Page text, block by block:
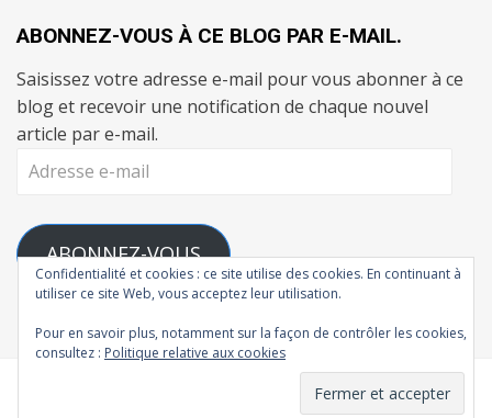
ABONNEZ-VOUS À CE BLOG PAR E-MAIL.
Saisissez votre adresse e-mail pour vous abonner à ce
blog et recevoir une notification de chaque nouvel
article par e-mail.
Adresse
ABONNEZ-VOUS
Rejoignez les 111 autres abonnés
L'Atelier de Madman
Confidentialité et cookies : ce site utilise des cookies. En continuant à
utiliser ce site Web, vous acceptez leur utilisation.
Pour en savoir plus, notamment sur la façon de contrôler les cookies,
consultez : Politique relative aux cookies